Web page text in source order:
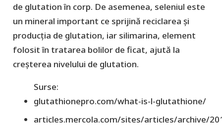
de glutation în corp. De asemenea, seleniul este
un mineral important ce sprijină reciclarea și
producția de glutation, iar silimarina, element
folosit în tratarea bolilor de ficat, ajută la
creșterea nivelului de glutation.
Surse:
glutathionepro.com/what-is-l-glutathione/
articles.mercola.com/sites/articles/archive/